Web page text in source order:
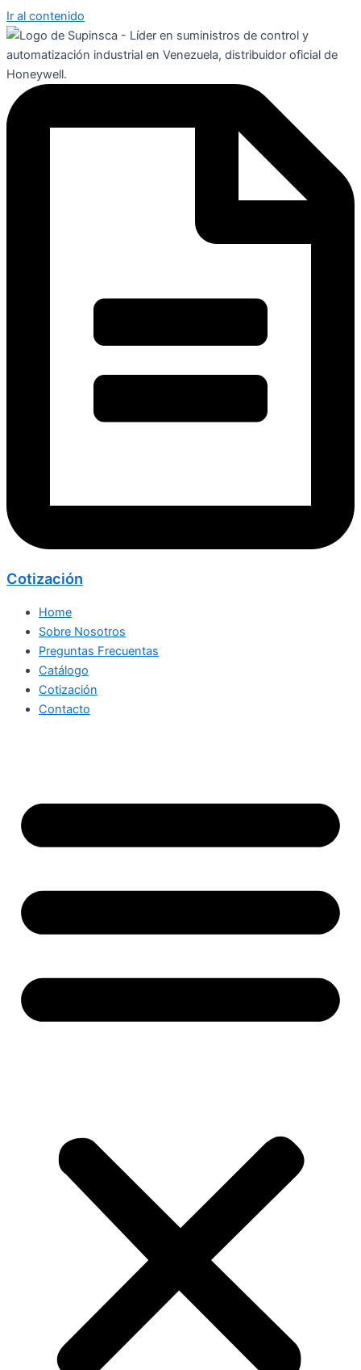
Ir al contenido
Cotización
Home
Sobre Nosotros
Preguntas Frecuentas
Catálogo
Cotización
Contacto